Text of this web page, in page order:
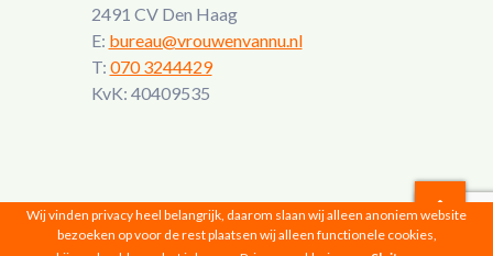
2491 CV Den Haag
E: bureau@vrouwenvannu.nl
T: 070 3244429
KvK: 40409535
Vrouwen van Nu © 2026 |Privacyverklaring
Wij vinden privacy heel belangrijk, daarom slaan wij alleen anoniem website
bezoeken op voor de rest plaatsen wij alleen functionele cookies,